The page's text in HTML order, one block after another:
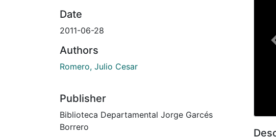
Date
2011-06-28
Authors
Romero, Julio Cesar
Publisher
Biblioteca Departamental Jorge Garcés
Borrero